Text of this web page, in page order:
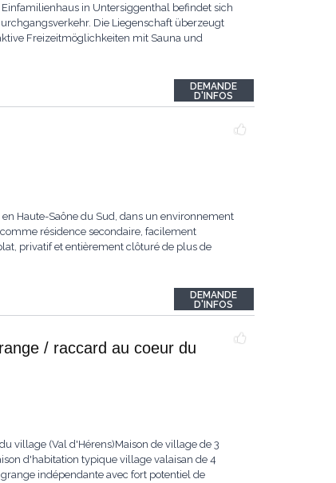
in Untersiggenthal befindet sich
Die Liegenschaft überzeugt
Freizeitmöglichkeiten mit Sauna und
DEMANDE
D'INFOS
Haute-Saône du Sud, dans un environnement
résidence secondaire, facilement
privatif et entièrement clôturé de plus de
DEMANDE
D'INFOS
/ raccard au coeur du
village (Val d'Hérens)Maison de village de 3
d'habitation typique village valaisan de 4
indépendante avec fort potentiel de